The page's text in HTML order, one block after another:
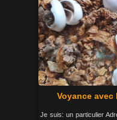
Voyance
Je suis: un particulier